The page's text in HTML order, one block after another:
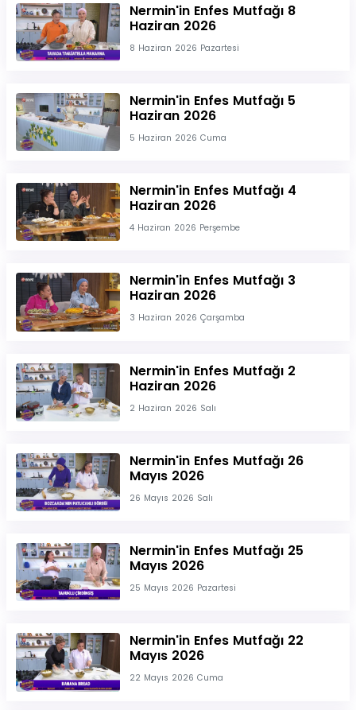
Nermin'in Enfes Mutfağı 8
Haziran 2026
8 Haziran 2026 Pazartesi
Nermin'in Enfes Mutfağı 5
Haziran 2026
5 Haziran 2026 Cuma
Nermin'in Enfes Mutfağı 4
Haziran 2026
4 Haziran 2026 Perşembe
Nermin'in Enfes Mutfağı 3
Haziran 2026
3 Haziran 2026 Çarşamba
Nermin'in Enfes Mutfağı 2
Haziran 2026
2 Haziran 2026 Salı
Nermin'in Enfes Mutfağı 26
Mayıs 2026
26 Mayıs 2026 Salı
Nermin'in Enfes Mutfağı 25
Mayıs 2026
25 Mayıs 2026 Pazartesi
Nermin'in Enfes Mutfağı 22
Mayıs 2026
22 Mayıs 2026 Cuma